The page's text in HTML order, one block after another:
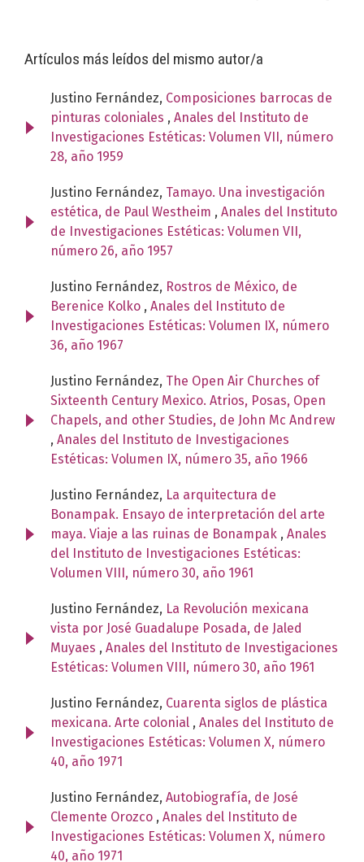
Artículos más leídos del mismo autor/a
Justino Fernández, Composiciones barrocas de
pinturas coloniales , Anales del Instituto de
Investigaciones Estéticas: Volumen VII, número
28, año 1959
Justino Fernández, Tamayo. Una investigación
estética, de Paul Westheim , Anales del Instituto
de Investigaciones Estéticas: Volumen VII,
número 26, año 1957
Justino Fernández, Rostros de México, de
Berenice Kolko , Anales del Instituto de
Investigaciones Estéticas: Volumen IX, número
36, año 1967
Justino Fernández, The Open Air Churches of
Sixteenth Century Mexico. Atrios, Posas, Open
Chapels, and other Studies, de John Mc Andrew
, Anales del Instituto de Investigaciones
Estéticas: Volumen IX, número 35, año 1966
Justino Fernández, La arquitectura de
Bonampak. Ensayo de interpretación del arte
maya. Viaje a las ruinas de Bonampak , Anales
del Instituto de Investigaciones Estéticas:
Volumen VIII, número 30, año 1961
Justino Fernández, La Revolución mexicana
vista por José Guadalupe Posada, de Jaled
Muyaes , Anales del Instituto de Investigaciones
Estéticas: Volumen VIII, número 30, año 1961
Justino Fernández, Cuarenta siglos de plástica
mexicana. Arte colonial , Anales del Instituto de
Investigaciones Estéticas: Volumen X, número
40, año 1971
Justino Fernández, Autobiografía, de José
Clemente Orozco , Anales del Instituto de
Investigaciones Estéticas: Volumen X, número
40, año 1971